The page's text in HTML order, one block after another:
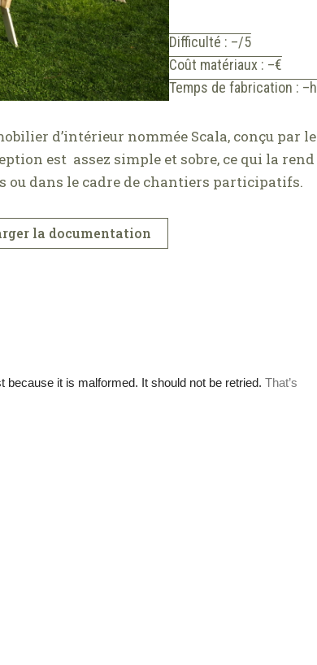
Difficulté : –/5
Coût matériaux : –€
Temps de fabrication : –h
d’intérieur nommée Scala, conçu par le
est assez simple et sobre, ce qui la rend
ou dans le cadre de chantiers participatifs.
la documentation